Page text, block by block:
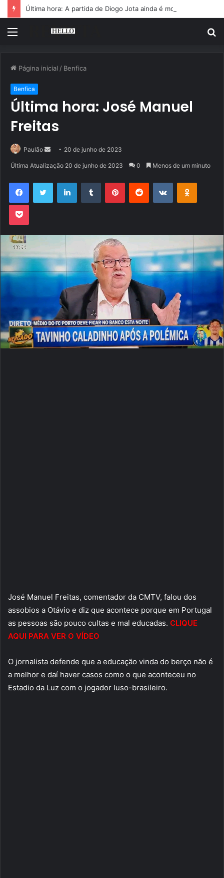
Menu
Página inicial / Benfica
Benfica
Última hora: José Manuel
Freitas
Paulão
Mande
mail
20 de junho de 2023
Última Atualização 20 de junho de 2023 0 Menos de um minuto
FacebookTwitter LinkedinTumblr PinterestReddit VK OK
Pocket
José Manuel Freitas, comentador da CMTV, falou dos
assobios a Otávio e diz que acontece porque em Portugal
as pessoas são pouco cultas e mal educadas. CLIQUE
AQUI PARA VER O VÍDEO
O jornalista defende que a educação vinda do berço não é
a melhor e daí haver casos como o que aconteceu no
Estadio da Luz com o jogador luso-brasileiro.